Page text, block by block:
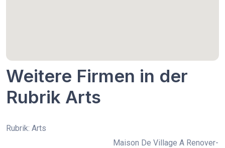
Weitere Firmen in der
Rubrik Arts
Rubrik: Arts
Maison De Village A Renover-